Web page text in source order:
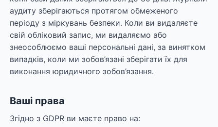
аудиту зберігаються протягом обмеженого
періоду з міркувань безпеки. Коли ви видаляєте
свій обліковий запис, ми видаляємо або
знеособлюємо ваші персональні дані, за винятком
випадків, коли ми зобов’язані зберігати їх для
виконання юридичного зобов’язання.
Ваші права
Згідно з GDPR ви маєте право на: